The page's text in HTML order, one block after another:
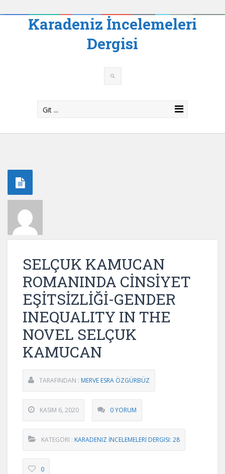
Karadeniz İncelemeleri
Dergisi
Git ...
SELÇUK KAMUCAN
ROMANINDA CİNSİYET
EŞİTSİZLİĞİ-GENDER
INEQUALITY IN THE
NOVEL SELÇUK
KAMUCAN
TARAFINDAN : MERVE ESRA ÖZGÜRBÜZ
KASIM 6, 2020 0 YORUM
KATEGORI : KARADENIZ İNCELEMELERI DERGISI: 28
0